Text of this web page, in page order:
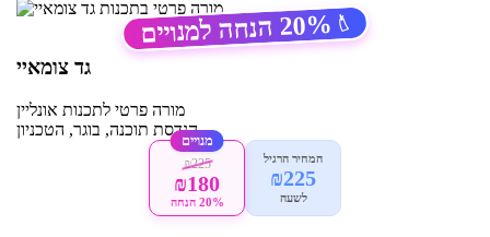
🏷️
20%
הנחה למנויים
גד צומאיי
מורה פרטי לתכנות אונליין
הנדסת תוכנה, בוגר, הטכניון
המחיר הרגיל
₪225
לשעה
מנויים
₪225
₪180
20% הנחה